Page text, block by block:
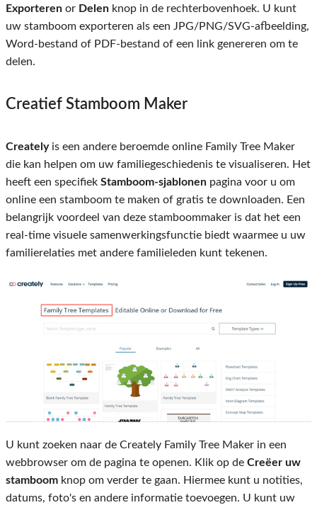
Exporteren or Delen knop in de rechterbovenhoek. U kunt
uw stamboom exporteren als een JPG/PNG/SVG-afbeelding,
Word-bestand of PDF-bestand of een link genereren om te
delen.
Creatief Stamboom Maker
Createlyis een andere beroemde online Family Tree Maker
die kan helpen om uw familiegeschiedenis te visualiseren. Het
heeft een specifiek Stamboom-sjablonen pagina voor u om
online een stamboom te maken of gratis te downloaden. Een
belangrijk voordeel van deze stamboommaker is dat het een
real-time visuele samenwerkingsfunctie biedt waarmee u uw
familierelaties met andere familieleden kunt tekenen.
U kunt zoeken naar de Creately Family Tree Maker in een
webbrowser om de pagina te openen. Klik op de Creëer uw
stamboom knop om verder te gaan. Hiermee kunt u notities,
datums, foto's en andere informatie toevoegen. U kunt uw